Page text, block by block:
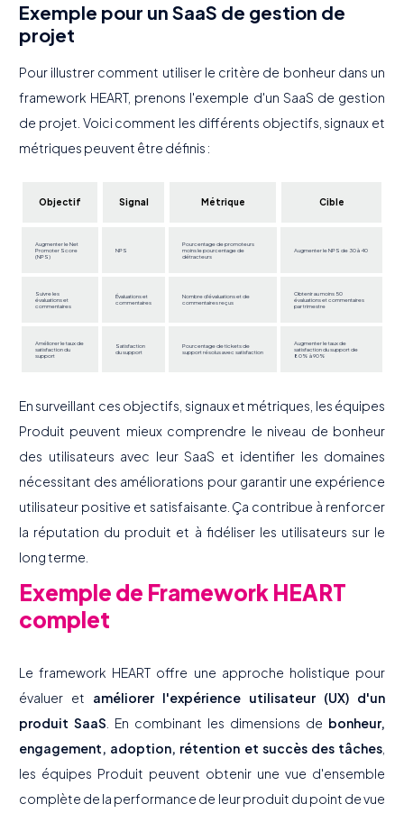
Exemple pour un SaaS de gestion de
projet
Pour illustrer comment utiliser le critère de bonheur dans un
framework HEART, prenons l'exemple d'un SaaS de gestion
de projet. Voici comment les différents objectifs, signaux et
métriques peuvent être définis :
Objectif Signal Métrique Cible
Augmenter le Net
Promoter Score
(NPS)
NPS
Pourcentage de promoteurs
moins le pourcentage de
détracteurs
Augmenter le NPS de 30 à 40
Suivre les
évaluations et
commentaires
Évaluations et
commentaires
Nombre d'évaluations et de
commentaires reçus
Obtenir au moins 50
évaluations et commentaires
par trimestre
Améliorer le taux de
satisfaction du
support
Satisfaction
du support
Pourcentage de tickets de
support résolus avec satisfaction
Augmenter le taux de
satisfaction du support de
80% à 90%
En surveillant ces objectifs, signaux et métriques, les équipes
Produit peuvent mieux comprendre le niveau de bonheur
des utilisateurs avec leur SaaS et identifier les domaines
nécessitant des améliorations pour garantir une expérience
utilisateur positive et satisfaisante. Ça contribue à renforcer
la réputation du produit et à fidéliser les utilisateurs sur le
long terme.
Exemple de Framework HEART
complet
Le framework HEART offre une approche holistique pour
évaluer et améliorer l'expérience utilisateur (UX) d'un
produit SaaS . En combinant les dimensions de bonheur,
engagement, adoption, rétention et succès des tâches
les équipes Produit peuvent obtenir une vue d'ensemble
complète de la performance de leur produit du point de vue